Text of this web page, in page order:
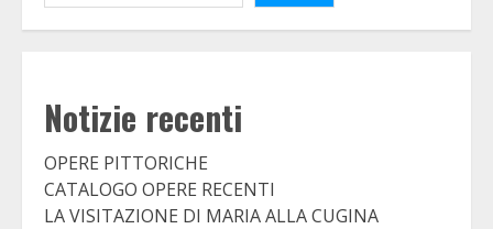
Notizie recenti
OPERE PITTORICHE
CATALOGO OPERE RECENTI
LA VISITAZIONE DI MARIA ALLA CUGINA